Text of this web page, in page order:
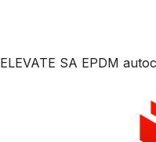
ELEVATE SA EPDM